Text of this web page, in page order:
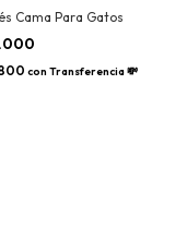
Cama Para Gatos
con Transferencia 💸